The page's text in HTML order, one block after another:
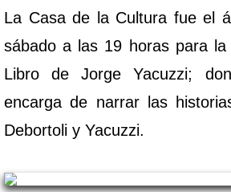
La Casa de la Cultura fue el
sábado a las 19 horas para la
Libro de Jorge Yacuzzi;
encarga de narrar las
Debortoli y Yacuzzi.